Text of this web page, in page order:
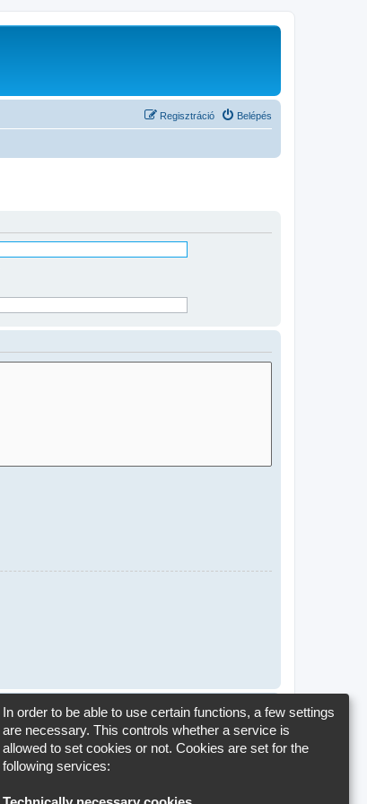
Belépés
Regisztráció
Minden időpont UTC+02:00időzóna szerinti
Cookie-Settings
In order to be able to use certain functions, a few settings
are necessary. This controls whether a service is
allowed to set cookies or not. Cookies are set for the
following services: